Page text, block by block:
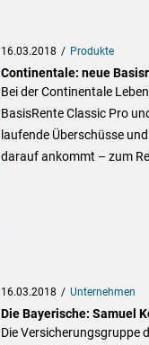
16.03.2018 Produkte
Continentale: neue
Bei der Continentale
BasisRente Classic Pro
laufende Überschüsse
darauf ankommt – zum
16.03.2018 Unternehmen
Die Bayerische: Samuel
Die Versicherungsgruppe